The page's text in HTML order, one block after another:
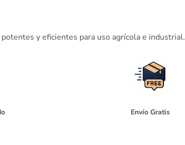
y eficientes para uso agrícola e industrial.
Envío Gratis